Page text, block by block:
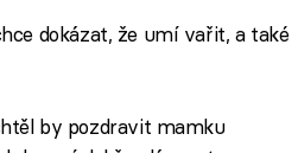
dokázat, že umí vařit, a také
by pozdravit mamku